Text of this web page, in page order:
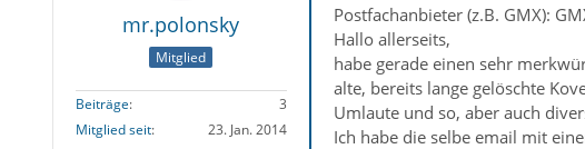
mr.polonsky
Mitglied
Beiträge
3
Mitglied seit
23. Jan. 2014
Postfachanbieter (z.B. GMX):
Hallo allerseits,
habe gerade einen sehr
alte, bereits lange gelöschte
Umlaute und so, aber auch
Ich habe die selbe email mit